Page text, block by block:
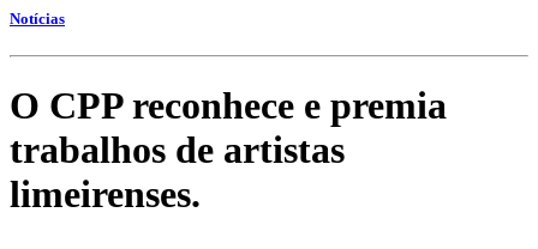
Notícias
O CPP reconhece e premia
trabalhos de artistas
limeirenses.